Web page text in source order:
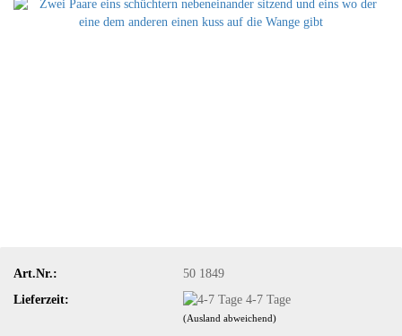
Art.Nr.:
50 1849
Lieferzeit:
4-7 Tage
(Ausland abweichend)